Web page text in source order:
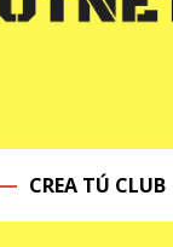
CREA TÚ CLUB